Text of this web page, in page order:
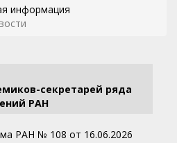
информация
секретарей ряда
РАН
РАН № 108 от 16.06.2026